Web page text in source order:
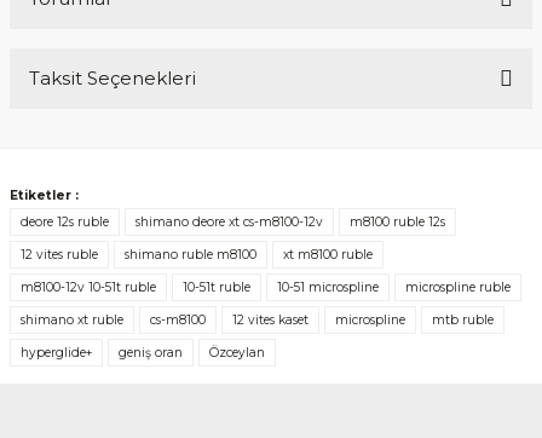
Taksit Seçenekleri
Etiketler :
deore 12s ruble
shimano deore xt cs-m8100-12v m8100 ruble 12s
12 vites ruble shimano ruble m8100 xt m8100 ruble
m8100-12v 10-51t ruble 10-51t ruble 10-51 microspline microspline ruble
shimano xt ruble cs-m8100 12 vites kaset microspline mtb ruble
hyperglide+ geniş oran Özceylan